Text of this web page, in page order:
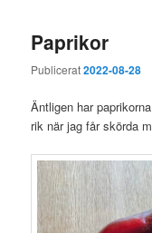
Paprikor
Publicerat2022-08-28
Äntligen har
rik när jag får skörda